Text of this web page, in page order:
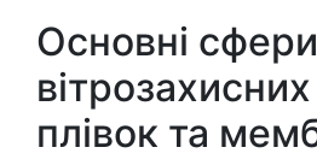
Основні
плівок та